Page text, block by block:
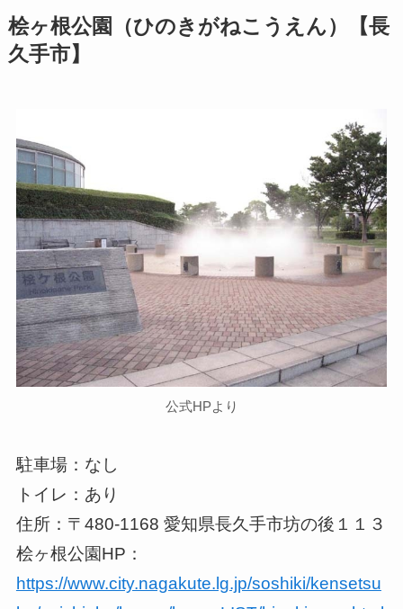
桧ヶ根公園（ひのきがねこうえん）【長
久手市】
公式HPより
駐車場：なし
トイレ：あり
住所：〒480-1168 愛知県長久手市坊の後１１３
桧ヶ根公園HP：
https://www.city.nagakute.lg.jp/soshiki/kensetsu